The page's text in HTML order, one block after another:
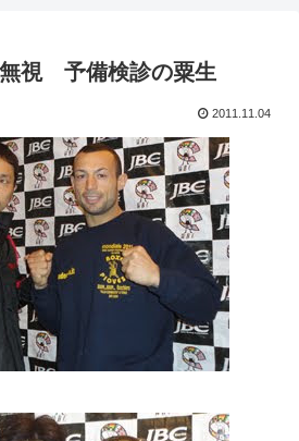
視 予備検診の粟生
2011.11.04